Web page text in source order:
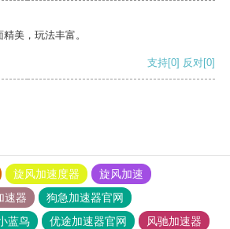
美，玩法丰富。
支持[0] 反对[0]
旋风加速度器
旋风加速
速器
狗急加速器官网
蓝鸟 优途加速器官网
风驰加速器